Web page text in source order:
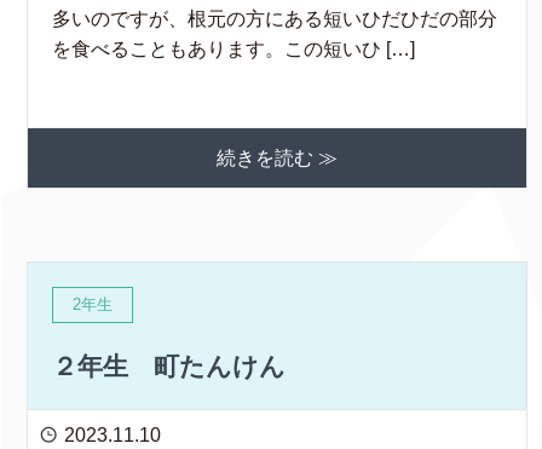
多いのですが、根元の方にある短いひだひだの部分
を食べることもあります。この短いひ […]
続きを読む ≫
2年生
２年生 町たんけん
2023.11.10